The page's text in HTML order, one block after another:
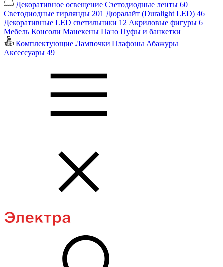
Декоративное освещение Светодиодные ленты 60
Светодиодные гирлянды 201 Дюралайт (Duralight LED) 46
Декоративные LED светильники 12 Акриловые фигуры 6
Мебель Консоли Манекены Пано Пуфы и банкетки
Комплектующие Лампочки Плафоны Абажуры
Аксессуары 49